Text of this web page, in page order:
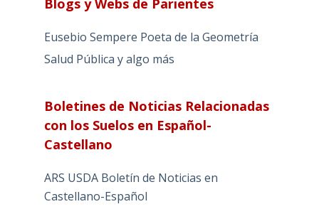
Blogs y Webs de Parientes
Eusebio Sempere Poeta de la Geometría
Salud Pública y algo más
Boletines de Noticias Relacionadas
con los Suelos en Español-
Castellano
ARS USDA Boletín de Noticias en
Castellano-Español